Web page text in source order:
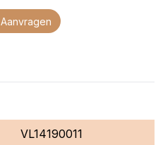
Aanvragen
VL14190011